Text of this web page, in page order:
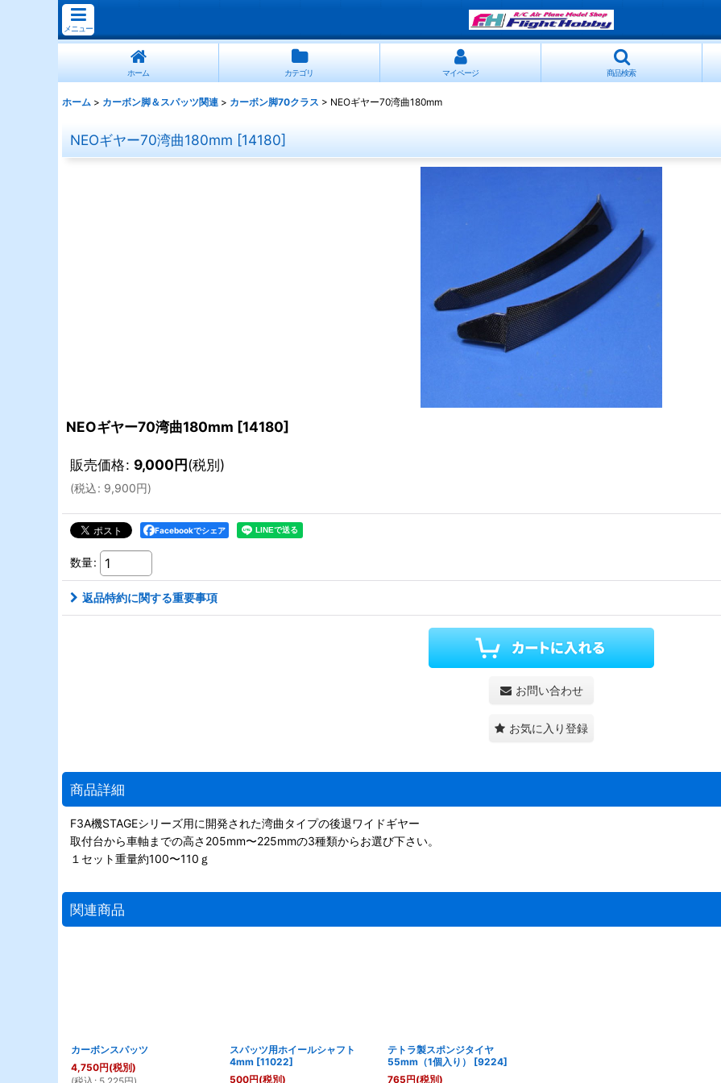
メニュー
ホーム カテゴリ マイページ 商品検索
ホーム > カーボン脚＆スパッツ関連 > カーボン脚70クラス > NEOギヤー70湾曲180mm
NEOギヤー70湾曲180mm [14180]
NEOギヤー70湾曲180mm [14180]
販売価格: 9,000円(税別)
(税込: 9,900円)
Facebookでシェア
数量:
返品特約に関する重要事項
お問い合わせ
お気に入り登録
商品詳細
F3A機STAGEシリーズ用に開発された湾曲タイプの後退ワイドギヤー
取付台から車軸までの高さ205mm〜225mmの3種類からお選び下さい。
１セット重量約100〜110ｇ
関連商品
カーボンスパッツ
4,750円(税別)
スパッツ用ホイールシャフト
4mm [11022]
500円(税別)
テトラ製スポンジタイヤ
55mm（1個入り）
[9224]
765円(税別)